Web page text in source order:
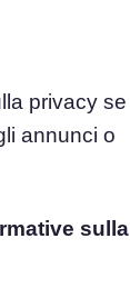
per cookie
privacy se
annunci o
sulla